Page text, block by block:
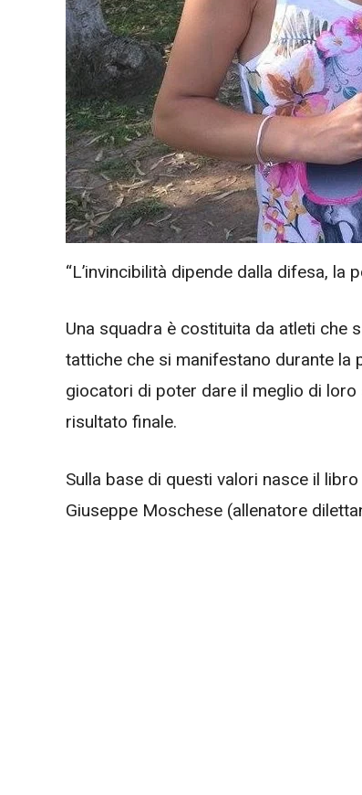
“L’invincibilità dipende dalla difesa, la
Una squadra è costituita da atleti che
tattiche che si manifestano durante la
giocatori di poter dare il meglio di
risultato finale.
Sulla base di questi valori nasce il
Giuseppe Moschese (allenatore